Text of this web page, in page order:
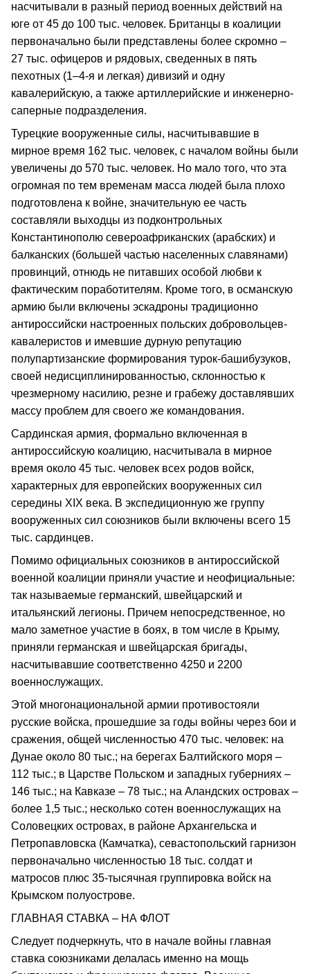
насчитывали в разный период военных действий на
юге от 45 до 100 тыс. человек. Британцы в коалиции
первоначально были представлены более скромно –
27 тыс. офицеров и рядовых, сведенных в пять
пехотных (1–4-я и легкая) дивизий и одну
кавалерийскую, а также артиллерийские и инженерно-
саперные подразделения.
Турецкие вооруженные силы, насчитывавшие в
мирное время 162 тыс. человек, с началом войны были
увеличены до 570 тыс. человек. Но мало того, что эта
огромная по тем временам масса людей была плохо
подготовлена к войне, значительную ее часть
составляли выходцы из подконтрольных
Константинополю североафриканских (арабских) и
балканских (большей частью населенных славянами)
провинций, отнюдь не питавших особой любви к
фактическим поработителям. Кроме того, в османскую
армию были включены эскадроны традиционно
антироссийски настроенных польских добровольцев-
кавалеристов и имевшие дурную репутацию
полупартизанские формирования турок-башибузуков,
своей недисциплинированностью, склонностью к
чрезмерному насилию, резне и грабежу доставлявших
массу проблем для своего же командования.
Сардинская армия, формально включенная в
антироссийскую коалицию, насчитывала в мирное
время около 45 тыс. человек всех родов войск,
характерных для европейских вооруженных сил
середины ХIХ века. В экспедиционную же группу
вооруженных сил союзников были включены всего 15
тыс. сардинцев.
Помимо официальных союзников в антироссийской
военной коалиции приняли участие и неофициальные:
так называемые германский, швейцарский и
итальянский легионы. Причем непосредственное, но
мало заметное участие в боях, в том числе в Крыму,
приняли германская и швейцарская бригады,
насчитывавшие соответственно 4250 и 2200
военнослужащих.
Этой многонациональной армии противостояли
русские войска, прошедшие за годы войны через бои и
сражения, общей численностью 470 тыс. человек: на
Дунае около 80 тыс.; на берегах Балтийского моря –
112 тыс.; в Царстве Польском и западных губерниях –
146 тыс.; на Кавказе – 78 тыс.; на Аландских островах –
более 1,5 тыс.; несколько сотен военнослужащих на
Соловецких островах, в районе Архангельска и
Петропавловска (Камчатка), севастопольский гарнизон
первоначально численностью 18 тыс. солдат и
матросов плюс 35-тысячная группировка войск на
Крымском полуострове.
ГЛАВНАЯ СТАВКА – НА ФЛОТ
Следует подчеркнуть, что в начале войны главная
ставка союзниками делалась именно на мощь